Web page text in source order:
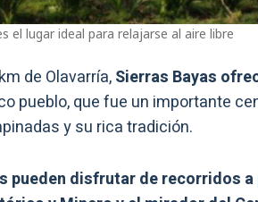
el lugar ideal para relajarse al aire libre
de Olavarría,Sierras Bayas
pueblo, que fue un importante
y su rica tradición.
pueden disfrutar de recorridos